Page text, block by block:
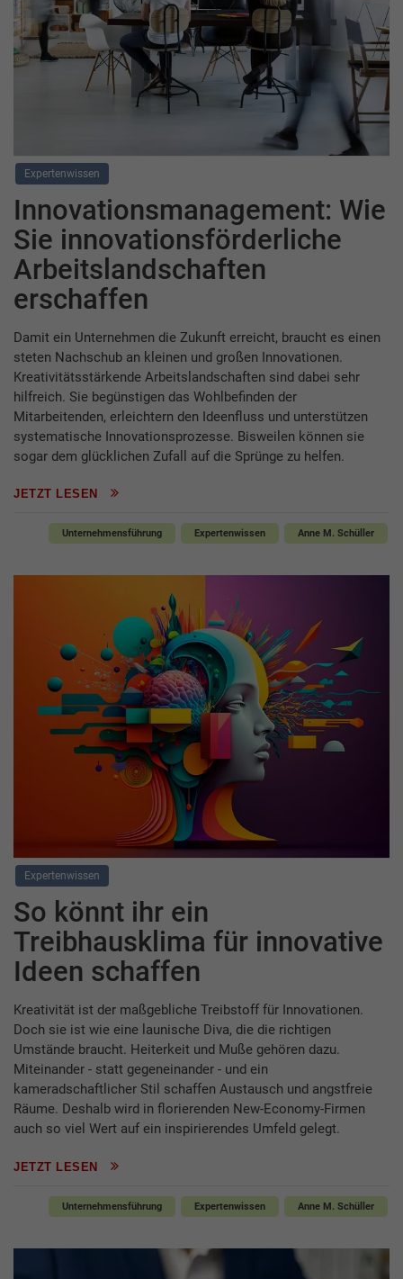
Expertenwissen
Innovationsmanagement: Wie
Sie innovationsförderliche
Arbeitslandschaften
erschaffen
Damit ein Unternehmen die Zukunft erreicht, braucht es einen
steten Nachschub an kleinen und großen Innovationen.
Kreativitätsstärkende Arbeitslandschaften sind dabei sehr
hilfreich. Sie begünstigen das Wohlbefinden der
Mitarbeitenden, erleichtern den Ideenfluss und unterstützen
systematische Innovationsprozesse. Bisweilen können sie
sogar dem glücklichen Zufall auf die Sprünge zu helfen.
JETZT LESEN
Unternehmensführung Expertenwissen Anne M. Schüller
Expertenwissen
So könnt ihr ein
Treibhausklima für innovative
Ideen schaffen
Kreativität ist der maßgebliche Treibstoff für Innovationen.
Doch sie ist wie eine launische Diva, die die richtigen
Umstände braucht. Heiterkeit und Muße gehören dazu.
Miteinander - statt gegeneinander - und ein
kameradschaftlicher Stil schaffen Austausch und angstfreie
Räume. Deshalb wird in florierenden New-Economy-Firmen
auch so viel Wert auf ein inspirierendes Umfeld gelegt.
JETZT LESEN
Unternehmensführung Expertenwissen Anne M. Schüller